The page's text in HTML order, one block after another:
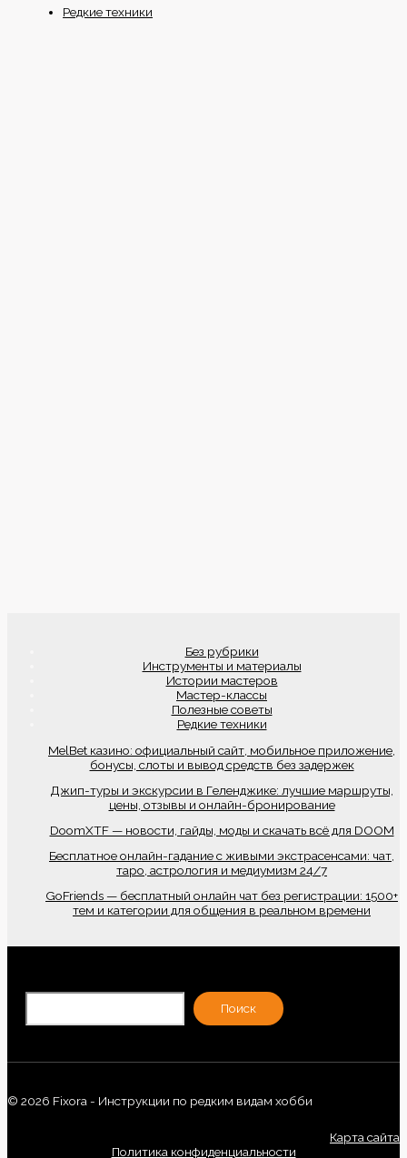
Редкие техники
Без рубрики
Инструменты и материалы
Истории мастеров
Мастер-классы
Полезные советы
Редкие техники
MelBet казино: официальный сайт, мобильное приложение,
бонусы, слоты и вывод средств без задержек
Джип-туры и экскурсии в Геленджике: лучшие маршруты,
цены, отзывы и онлайн-бронирование
DoomXTF — новости, гайды, моды и скачать всё для DOOM
Бесплатное онлайн-гадание с живыми экстрасенсами: чат,
таро, астрология и медиумизм 24/7
GoFriends — бесплатный онлайн чат без регистрации: 1500+
тем и категории для общения в реальном времени
Поиск
© 2026 Fixora - Инструкции по редким видам хобби
Карта сайта
Политика конфиденциальности